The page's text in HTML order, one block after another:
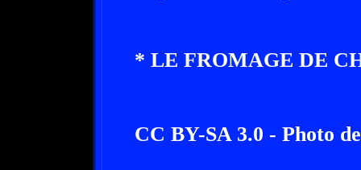
* LE FROMAGE DE
CC BY-SA 3.0 - Photo